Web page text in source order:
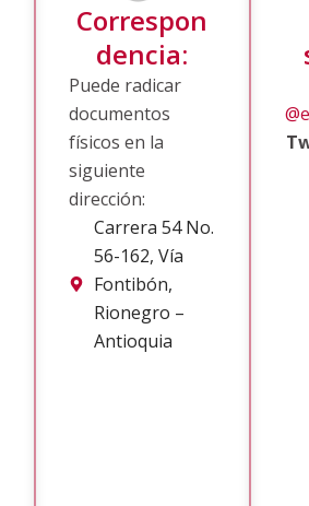
Correspon
dencia:
Puede radicar
documentos
físicos en la
siguiente
dirección:
Carrera 54 No.
56-162, Vía
Fontibón,
Rionegro –
Antioquia